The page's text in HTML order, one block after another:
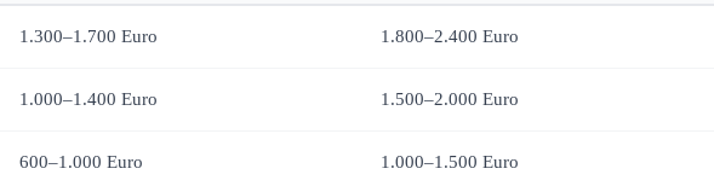
1.300–1.700 Euro 1.800–2.400 Euro
1.000–1.400 Euro 1.500–2.000 Euro
600–1.000 Euro 1.000–1.500 Euro